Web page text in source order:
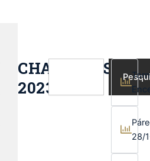
CHAMADAS
2023
Pesquisar
28/